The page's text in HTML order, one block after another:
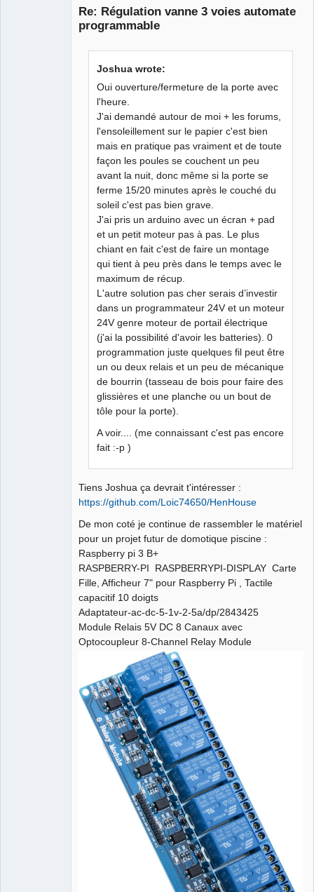
Re: Régulation vanne 3 voies automate
programmable
Joshua wrote:
Oui ouverture/fermeture de la porte avec
l'heure.
J'ai demandé autour de moi + les forums,
l'ensoleillement sur le papier c'est bien
mais en pratique pas vraiment et de toute
façon les poules se couchent un peu
avant la nuit, donc même si la porte se
ferme 15/20 minutes après le couché du
soleil c'est pas bien grave.
J'ai pris un arduino avec un écran + pad
et un petit moteur pas à pas. Le plus
chiant en fait c'est de faire un montage
qui tient à peu près dans le temps avec le
maximum de récup.
L'autre solution pas cher serais d’investir
dans un programmateur 24V et un moteur
24V genre moteur de portail électrique
(j'ai la possibilité d'avoir les batteries). 0
programmation juste quelques fil peut être
un ou deux relais et un peu de mécanique
de bourrin (tasseau de bois pour faire des
glissières et une planche ou un bout de
tôle pour la porte).
A voir.... (me connaissant c'est pas encore
fait :-p )
Tiens Joshua ça devrait t'intéresser :
https://github.com/Loic74650/HenHouse
De mon coté je continue de rassembler le matériel
pour un projet futur de domotique piscine :
Raspberry pi 3 B+
RASPBERRY-PI RASPBERRYPI-DISPLAY Carte
Fille, Afficheur 7" pour Raspberry Pi , Tactile
capacitif 10 doigts
Adaptateur-ac-dc-5-1v-2-5a/dp/2843425
Module Relais 5V DC 8 Canaux avec
Optocoupleur 8-Channel Relay Module